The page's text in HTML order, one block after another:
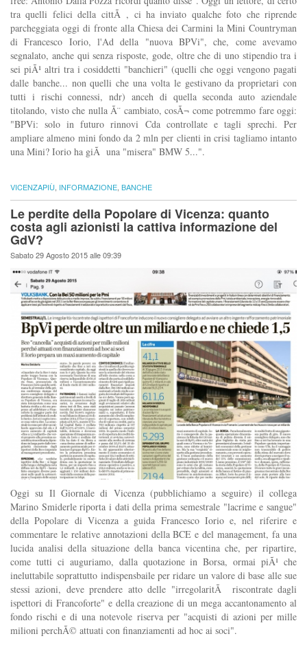
tra quelli felici della cittÃ , ci ha inviato qualche foto che riprende
parcheggiata oggi di fronte alla Chiesa dei Carmini la Mini Countryman
di Francesco Iorio, l'Ad della "nuova BPVi", che, come avevamo
segnalato, anche qui senza risposte, gode, oltre che di uno stipendio tra i
sei piÃ¹ altri tra i cosiddetti "banchieri" (quelli che oggi vengono pagati
dalle banche... non quelli che una volta le gestivano da proprietari con
tutti i rischi connessi, ndr) anceh di quella seconda auto aziendale
titolando, visto che nulla Ã¨ cambiato, cosÃ¬ come potremmo fare oggi:
"BPVi: solo in futuro rinnovi Cda controllate e tagli sprechi. Per
ampliare almeno mini fondo da 2 mln per clienti in crisi tagliamo intanto
una Mini? Iorio ha giÃ una "misera" BMW 5...".
VICENZAPIÙ INFORMAZIONE BANCHE
Le perdite della Popolare di Vicenza: quanto
costa agli azionisti la cattiva informazione del
GdV?
Sabato 29 Agosto 2015 alle 09:39
Oggi su Il Giornale di Vicenza (pubblichiamo a seguire) il collega
Marino Smiderle riporta i dati della prima semestrale "lacrime e sangue"
della Popolare di Vicenza a guida Francesco Iorio e, nel riferire e
commentare le relative annotazioni della BCE e del management, fa una
lucida analisi della situazione della banca vicentina che, per ripartire,
come tutti ci auguriamo, dalla quotazione in Borsa, ormai piÃ¹ che
ineluttabile soprattutto indispensbaile per ridare un valore di base alle sue
stessi azioni, deve prendere atto delle "irregolaritÃ riscontrate dagli
ispettori di Francoforte" e della creazione di un mega accantonamento al
fondo rischi e di una notevole riserva per "acquisti di azioni per mille
milioni perchÃ© attuati con finanziamenti ad hoc ai soci".